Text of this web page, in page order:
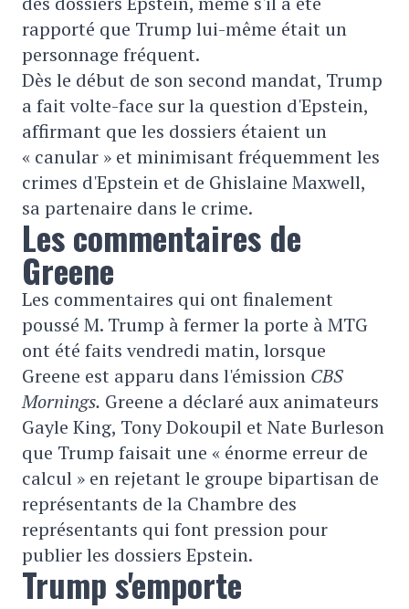
rapporté que Trump lui-même était un
personnage fréquent.
Dès le début de son second mandat, Trump
a fait volte-face sur la question d'Epstein,
affirmant que les dossiers étaient un
« canular » et minimisant fréquemment les
crimes d'Epstein et de Ghislaine Maxwell,
sa partenaire dans le crime.
Les commentaires de
Greene
Les commentaires qui ont finalement
poussé M. Trump à fermer la porte à MTG
ont été faits vendredi matin, lorsque
Greene est apparu dans l'émission CBS
Mornings. Greene a déclaré aux animateurs
Gayle King, Tony Dokoupil et Nate Burleson
que Trump faisait une « énorme erreur de
calcul » en rejetant le groupe bipartisan de
représentants de la Chambre des
représentants qui font pression pour
publier les dossiers Epstein.
Trump s'emporte